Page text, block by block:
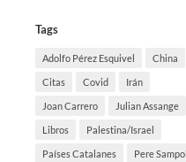
Tags
Adolfo Pérez Esquivel China
Citas Covid Irán
Joan Carrero Julian Assange
Libros Palestina/Israel
Países Catalanes Pere Sampol